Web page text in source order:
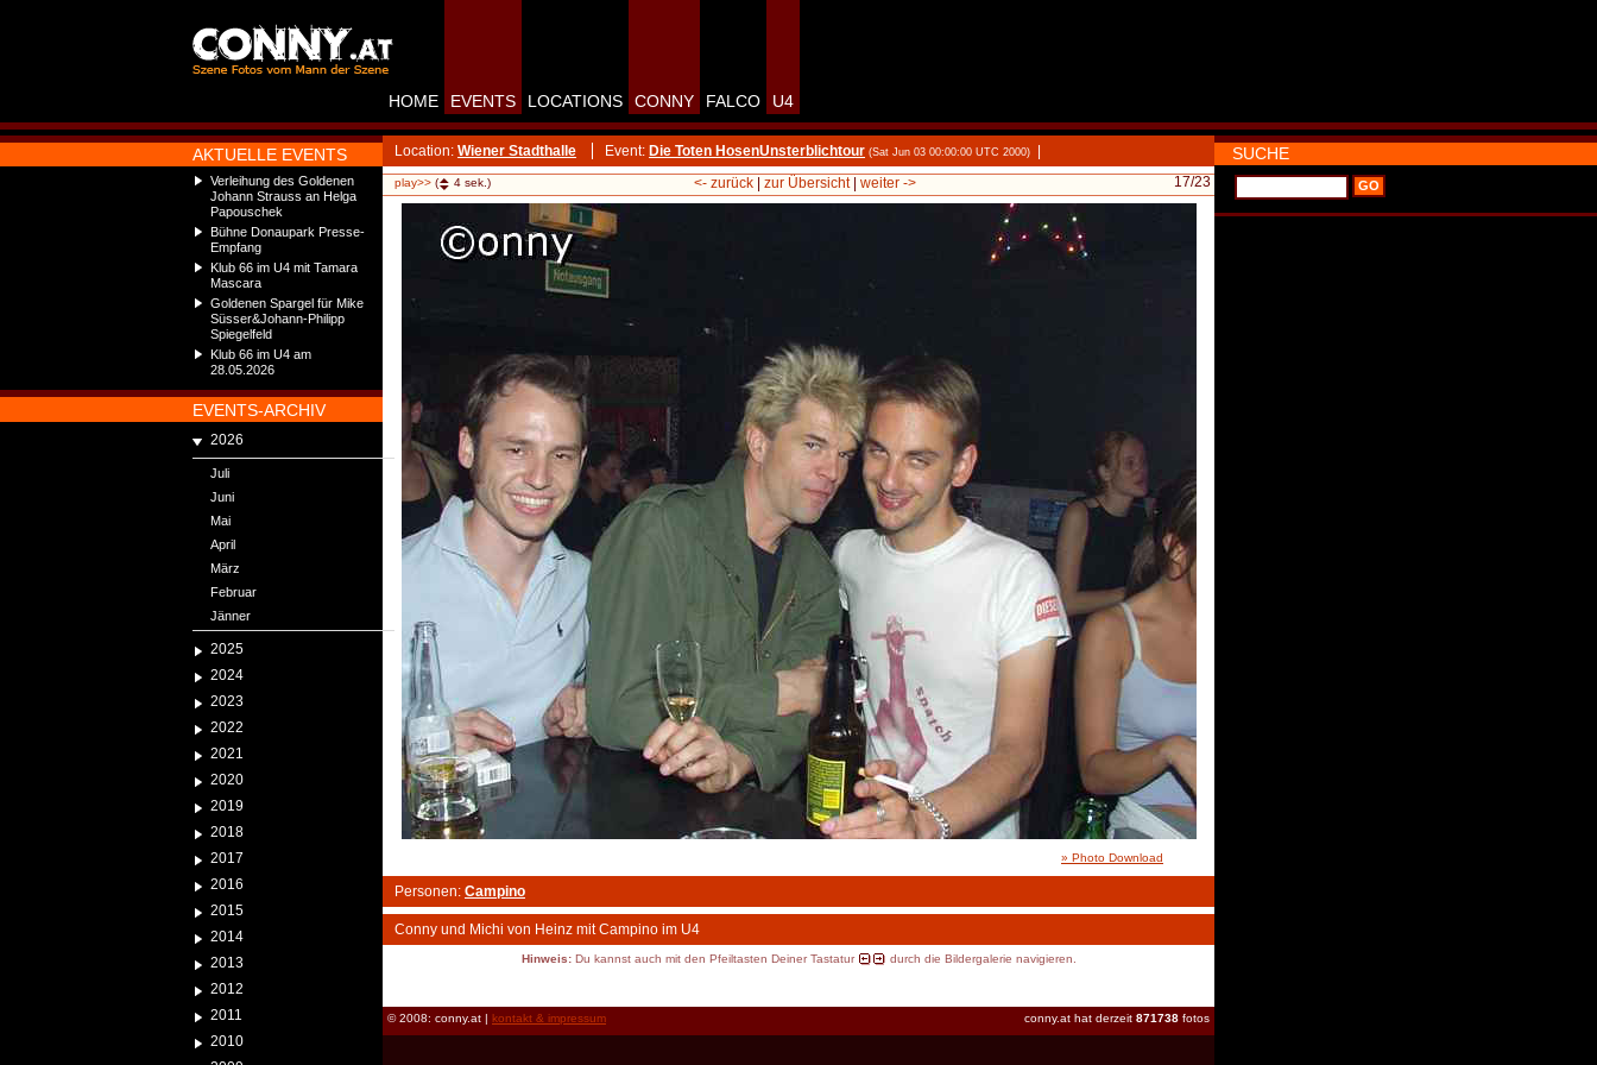
AKTUELLE EVENTS
Verleihung des Goldenen
Johann Strauss an Helga
Papouschek
Bühne Donaupark Presse-
Empfang
Klub 66 im U4 mit Tamara
Mascara
Goldenen Spargel für Mike
Süsser&Johann-Philipp
Spiegelfeld
Klub 66 im U4 am
28.05.2026
EVENTS-ARCHIV
2026
Juli
Juni
Mai
April
März
Februar
Jänner
2025
2024
2023
2022
2021
2020
2019
2018
2017
2016
2015
2014
2013
2012
2011
2010
HOME EVENTS LOCATIONS CONNY FALCO U4
Location: Wiener Stadthalle Event: Die Toten HosenUnsterblichtour (Sat Jun 03 00:00:00 UTC 2000)
play>> ( 4 sek.) 17/23
<- zurück| zur Übersicht| weiter ->
» Photo Download
Personen: Campino
Conny und Michi von Heinz mit Campino im U4
Hinweis:Du kannst auch mit den Pfeiltasten Deiner Tastatur durch die Bildergalerie navigieren.
conny.at hat derzeit 871738 fotos
© 2008: conny.at | kontakt & impressum
SUCHE